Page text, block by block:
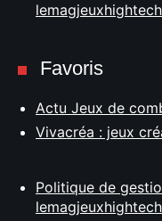
Favoris
Actu Jeux de
Vivacréa : jeux
Politique de